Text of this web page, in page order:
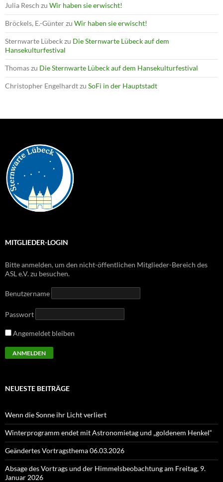
Julia Resch zu Wir haben sie erwischt!
Bröckels, E.-Günterzu Wir haben sie erwischt!
Sternwarte Lübeckzu Die Sternwarte Lübeck auf dem
Hansekulturfestival
Thomaszu Die Sternwarte Lübeck auf dem Hansekulturfestival
Christopher Engelhardtzu SoFi in der Hauptstadt
MITGLIEDER-LOGIN
Bitte anmelden, um den nicht-öffentlichen Mitglieder-Bereich des
ASL e.V. zu besuchen.
Benutzername
Passwort
Angemeldet bleiben
NEUESTE BEITRÄGE
Wenn die Sonne ihr Licht verliert
Winterprogramm endet mit Astronomietag und „goldenem Henkel“
Geändertes Vortragsthema 06.03.2026
Absage des Vortrags und der Himmelsbeobachtung am Freitag, 9.
Januar 2026